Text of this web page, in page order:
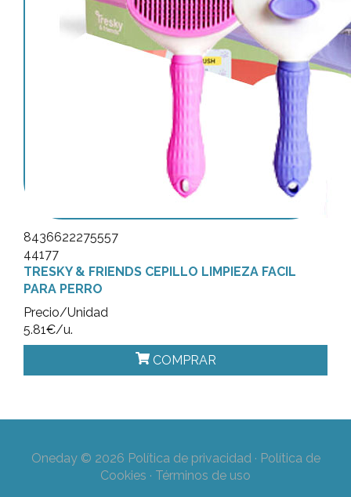
8436622275557
44177
TRESKY & FRIENDS CEPILLO LIMPIEZA FACIL
PARA PERRO
Precio/Unidad
5.81€/u.
COMPRAR
Oneday © 2026 Política de privacidad· Política de
Cookies · Términos de uso